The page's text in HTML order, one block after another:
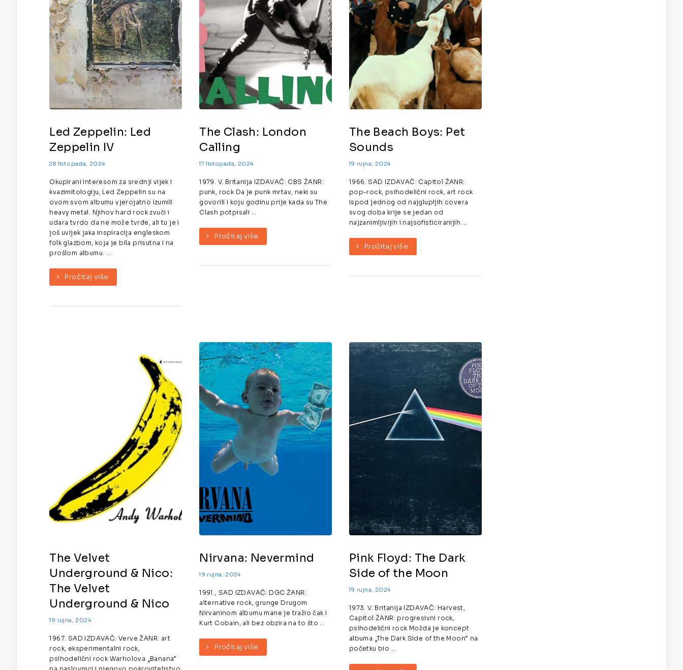
Led Zeppelin: Led
Zeppelin IV
28 listopada, 2024
Okupirani interesom za srednji vijek i
kvazimitologiju, Led Zeppelin su na
ovom svom albumu vjerojatno izumili
heavy metal. Njihov hard rock zvuči i
udara tvrdo da ne može tvrđe, ali tu je i
još uvijek jaka inspiracija engleskom
folk glazbom, koja je bila prisutna i na
prošlom albumu. ...
Pročitaj više
The Clash: London
Calling
17 listopada, 2024
1979. V. Britanija IZDAVAČ: CBS ŽANR:
punk, rock Da je punk mrtav, neki su
govorili i koju godinu prije kada su The
Clash potpisali ...
Pročitaj više
The Beach Boys: Pet
Sounds
19 rujna, 2024
1966. SAD IZDAVAČ: Capitol ŽANR:
pop-rock, psihodelični rock, art rock
Ispod jednog od najglupljih covera
svog doba krije se jedan od
najzanimljivijih i najsofisticiranijih ...
Pročitaj više
The Velvet
Underground & Nico:
The Velvet
Underground & Nico
19 rujna, 2024
1967. SAD IZDAVAČ: Verve ŽANR: art
rock, eksperimentalni rock,
psihodelični rock Warholova „Banana“
Nirvana: Nevermind
19 rujna, 2024
1991., SAD IZDAVAČ: DGC ŽANR:
alternative rock, grunge Drugom
Nirvaninom albumu mane je tražio čak i
Kurt Cobain, ali bez obzira na to što ...
Pročitaj više
Pink Floyd: The Dark
Side of the Moon
19 rujna, 2024
1973. V. Britanija IZDAVAČ: Harvest,
Capitol ŽANR: progresivni rock,
psihodelični rock Možda je koncept
albuma „The Dark Side of the Moon“ na
početku bio ...